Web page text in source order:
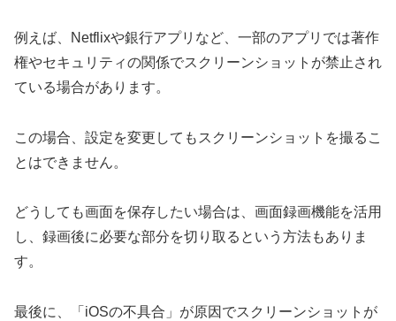
例えば、Netflixや銀行アプリなど、一部のアプリでは著作
権やセキュリティの関係でスクリーンショットが禁止され
ている場合があります。
この場合、設定を変更してもスクリーンショットを撮るこ
とはできません。
どうしても画面を保存したい場合は、画面録画機能を活用
し、録画後に必要な部分を切り取るという方法もありま
す。
最後に、「iOSの不具合」が原因でスクリーンショットが